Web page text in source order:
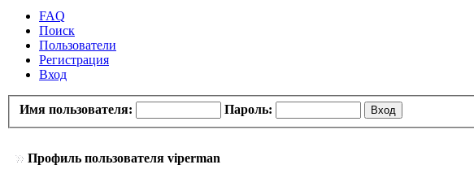
FAQ
Поиск
Пользователи
Регистрация
Вход
Имя пользователя: Пароль:
Профиль пользователя viperman